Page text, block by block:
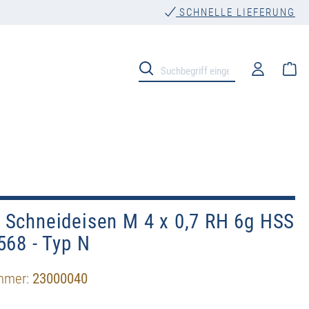
SCHNELLE LIEFERUNG
Schneideisen M 4 x 0,7 RH 6g HSS
- Typ N
23000040